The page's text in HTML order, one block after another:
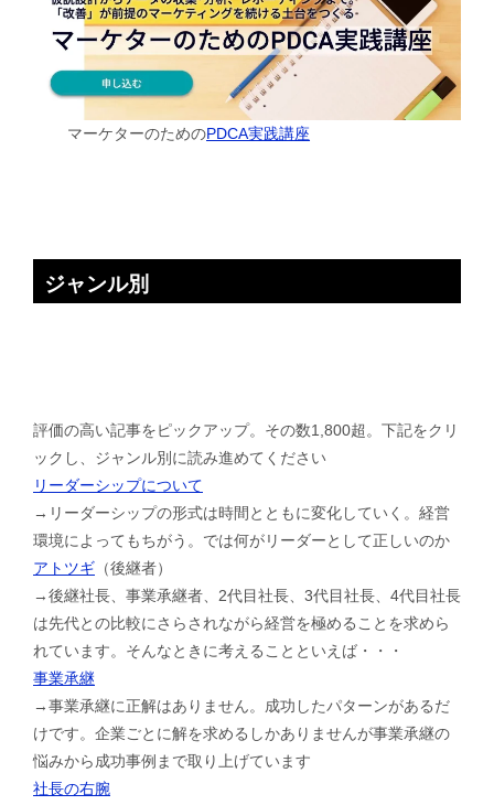
マーケターのためのPDCA実践講座
ジャンル別
評価の高い記事をピックアップ。その数1,800超。下記をクリ
ックし、ジャンル別に読み進めてください
リーダーシップについて
→リーダーシップの形式は時間とともに変化していく。経営
環境によってもちがう。では何がリーダーとして正しいのか
アトツギ （後継者）
→後継社長、事業承継者、2代目社長、3代目社長、4代目社長
は先代との比較にさらされながら経営を極めることを求めら
れています。そんなときに考えることといえば・・・
事業承継
→事業承継に正解はありません。成功したパターンがあるだ
けです。企業ごとに解を求めるしかありませんが事業承継の
悩みから成功事例まで取り上げています
社長の右腕